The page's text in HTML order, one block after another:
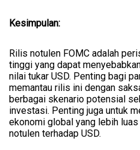
Kesimpulan:
Rilis notulen FOMC adalah
tinggi yang dapat
nilai tukar USD. Penting bagi
memantau rilis ini dengan
berbagai skenario potensial
investasi. Penting juga untuk
ekonomi global yang lebih
notulen terhadap USD.